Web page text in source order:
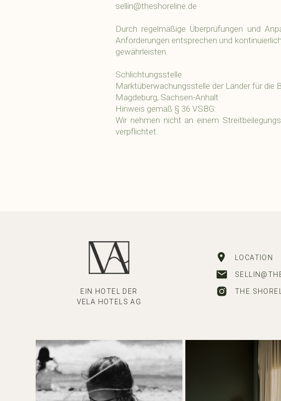
sellin@theshoreline.de
Durch regelmäßige Überprüfungen und
Anforderungen entsprechen und
gewährleisten.
Schlichtungsstelle
Marktüberwachungsstelle der Länder für die
Magdeburg, Sachsen-Anhalt
Hinweis gemäß § 36 VSBG:
Wir nehmen nicht an einem
verpflichtet.
LOCATION
EIN HOTEL DER
VELA HOTELS AG